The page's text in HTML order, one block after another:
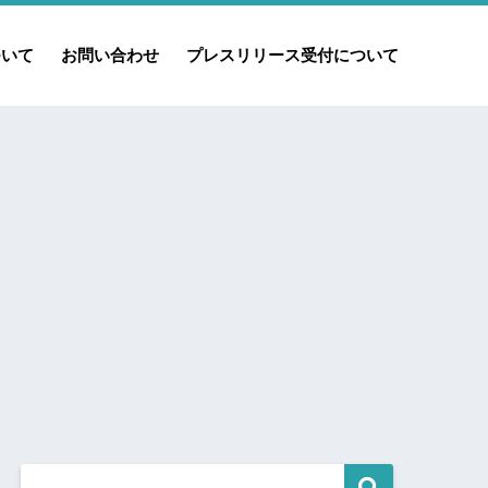
て お問い合わせ プレスリリース受付について